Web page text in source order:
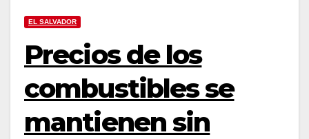
EL SALVADOR
Precios de los
combustibles se
mantienen sin